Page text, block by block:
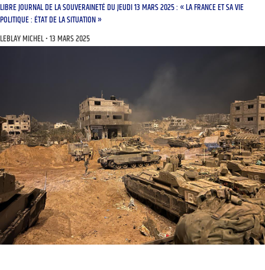
LIBRE JOURNAL DE LA SOUVERAINETÉ DU JEUDI 13 MARS 2025 : « LA FRANCE ET SA VIE
POLITIQUE : ÉTAT DE LA SITUATION »
LEBLAY MICHEL 13 MARS 2025